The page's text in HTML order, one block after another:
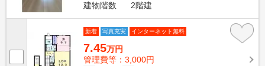
建物階数
2階建
新着 写真充実 インターネット無料
7.45万円
管理費等：3,000円